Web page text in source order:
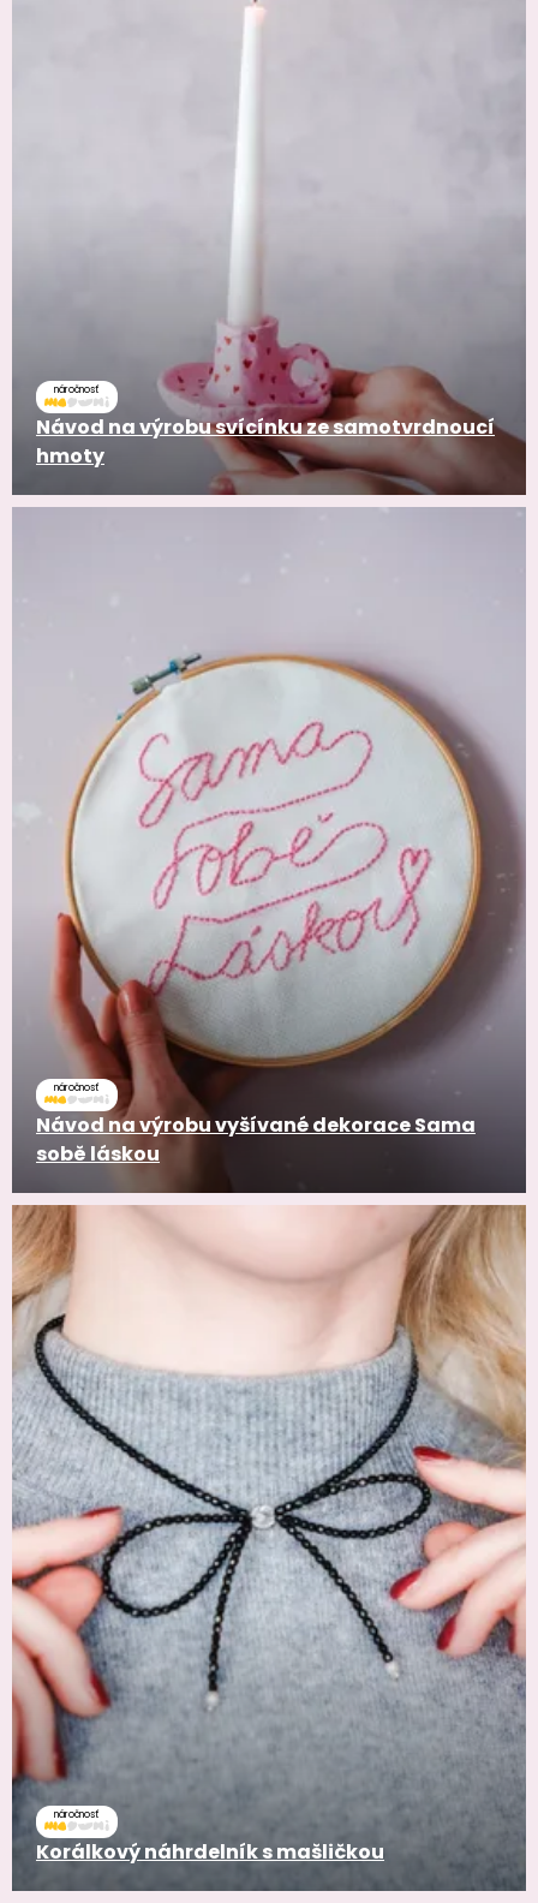
náročnosť
Návod na výrobu svícínku ze samotvrdnoucí
hmoty
náročnosť
Návod na výrobu vyšívané dekorace Sama
sobě láskou
náročnosť
Korálkový náhrdelník s mašličkou